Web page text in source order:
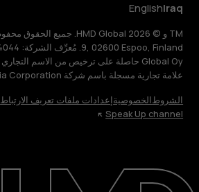
Iraq
English
علامة تجارية مسجلة باسم شركة Nokia Corporation.
الشروطالخصوصيةإعدادات ملفات تعريف الارتباط
Speak Up channel